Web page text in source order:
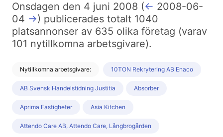
Onsdagen den 4 juni 2008 (← 2008-06-
04 →) publicerades totalt 1040
platsannonser av 635 olika företag (varav
101 nytillkomna arbetsgivare).
Nytillkomna arbetsgivare: 10TON Rekrytering AB Enaco
AB Svensk Handelstidning Justitia Absorber
Aprima Fastigheter Asia Kitchen
Attendo Care AB, Attendo Care, Långbrogården